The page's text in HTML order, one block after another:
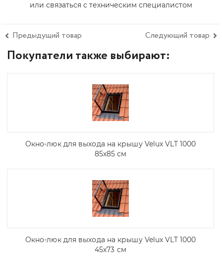
или связаться с техническим специалистом
Предыдущий товар Следующий товар
Покупатели также выбирают:
Окно-люк для выхода на крышу Velux VLT 1000
85х85 см
Окно-люк для выхода на крышу Velux VLT 1000
45х73 см